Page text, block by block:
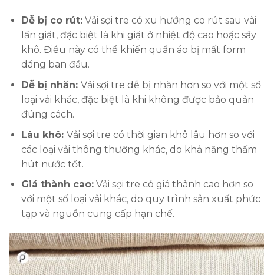
Dễ bị co rút:Vải sợi tre có xu hướng co rút sau vài
lần giặt, đặc biệt là khi giặt ở nhiệt độ cao hoặc sấy
khô. Điều này có thể khiến quần áo bị mất form
dáng ban đầu.
Dễ bị nhăn: Vải sợi tre dễ bị nhăn hơn so với một số
loại vải khác, đặc biệt là khi không được bảo quản
đúng cách.
Lâu khô: Vải sợi tre có thời gian khô lâu hơn so với
các loại vải thông thường khác, do khả năng thấm
hút nước tốt.
Giá thành cao:Vải sợi tre có giá thành cao hơn so
với một số loại vải khác, do quy trình sản xuất phức
tạp và nguồn cung cấp hạn chế.